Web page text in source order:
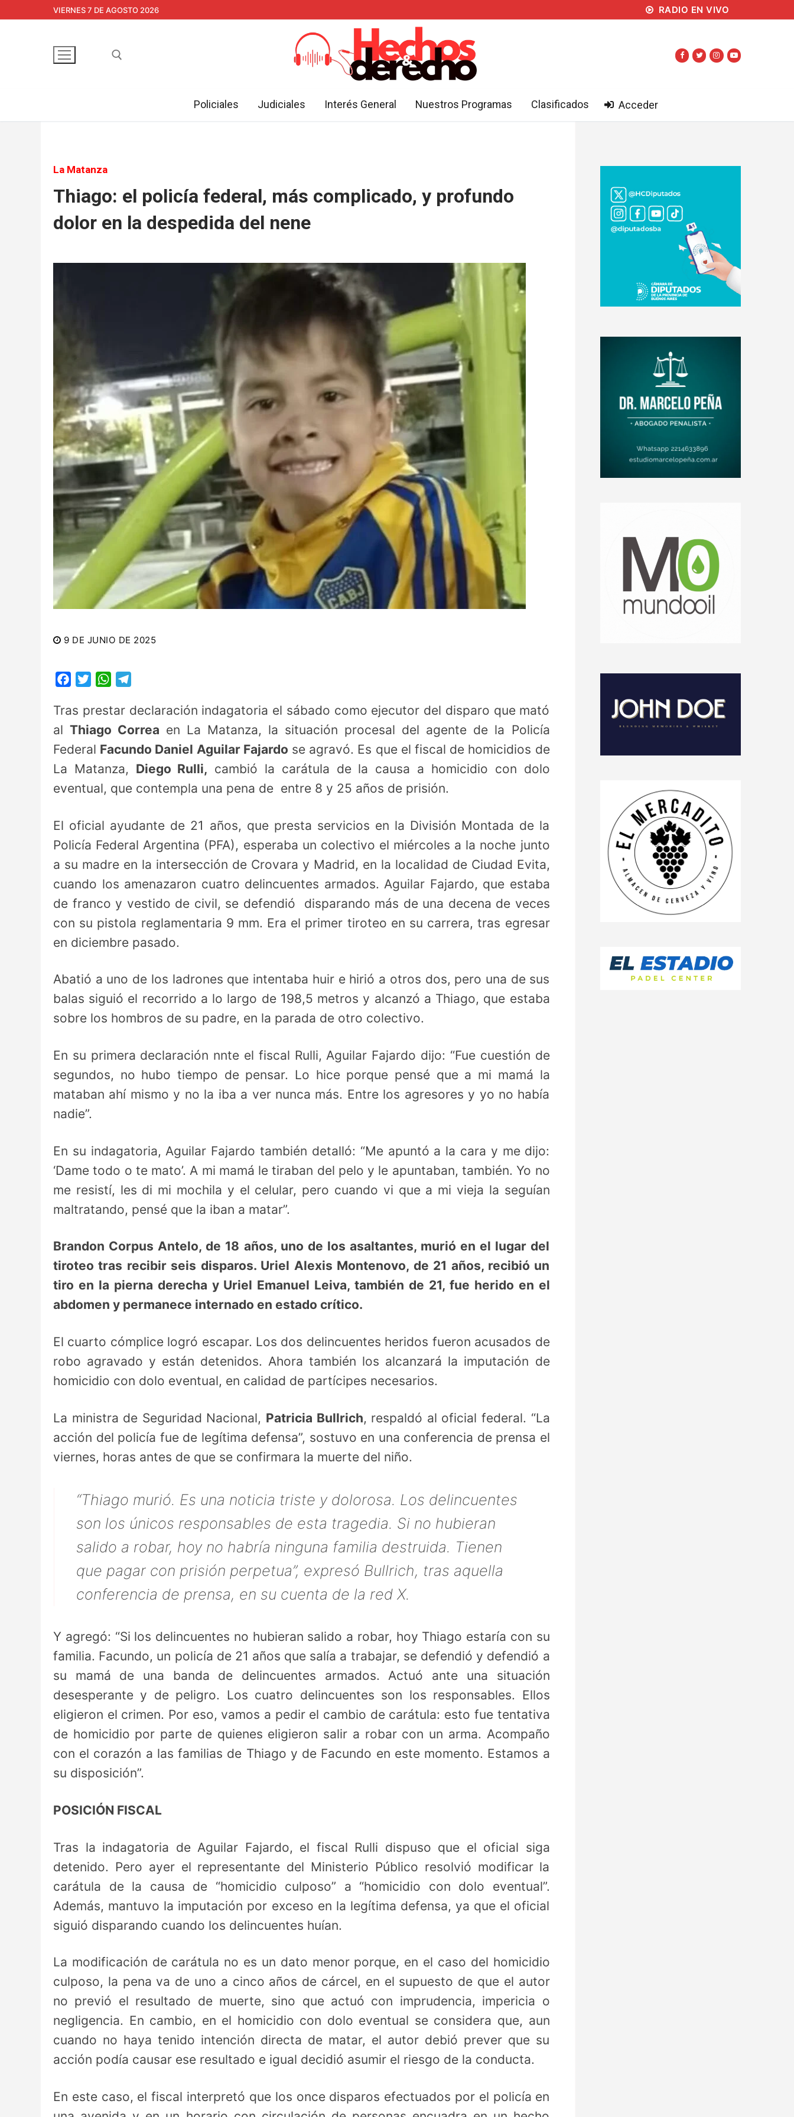
contenido
VIERNES 7 DE AGOSTO 2026 RADIO EN VIVO
Policiales Judiciales Interés General Nuestros Programas Clasificados Acceder
La Matanza
Thiago: el policía federal, más complicado, y profundo
dolor en la despedida del nene
9 DE JUNIO DE 2025
FacebookTwitterWhatsApp
Tras prestar declaración indagatoria el sábado como ejecutor del disparo que mató
alThiago Correa en La Matanza, la situación procesal del agente de la Policía
Federal Facundo Daniel Aguilar Fajardo se agravó. Es que el fiscal de homicidios de
La Matanza, Diego Rulli, cambió la carátula de la causa a homicidio con dolo
eventual, que contempla una pena de entre 8 y 25 años de prisión.
El oficial ayudante de 21 años, que presta servicios en la División Montada de la
Policía Federal Argentina (PFA), esperaba un colectivo el miércoles a la noche junto
a su madre en la intersección de Crovara y Madrid, en la localidad de Ciudad Evita,
cuando los amenazaron cuatro delincuentes armados. Aguilar Fajardo, que estaba
de franco y vestido de civil, se defendió disparando más de una decena de veces
con su pistola reglamentaria 9 mm. Era el primer tiroteo en su carrera, tras egresar
en diciembre pasado.
Abatió a uno de los ladrones que intentaba huir e hirió a otros dos, pero una de sus
balas siguió el recorrido a lo largo de 198,5 metros y alcanzó a Thiago, que estaba
sobre los hombros de su padre, en la parada de otro colectivo.
En su primera declaración nnte el fiscal Rulli, Aguilar Fajardo dijo: “Fue cuestión de
segundos, no hubo tiempo de pensar. Lo hice porque pensé que a mi mamá la
mataban ahí mismo y no la iba a ver nunca más. Entre los agresores y yo no había
nadie”.
En su indagatoria, Aguilar Fajardo también detalló: “Me apuntó a la cara y me dijo:
‘Dame todo o te mato’. A mi mamá le tiraban del pelo y le apuntaban, también. Yo no
me resistí, les di mi mochila y el celular, pero cuando vi que a mi vieja la seguían
maltratando, pensé que la iban a matar”.
Brandon Corpus Antelo, de 18 años, uno de los asaltantes, murió en el lugar del
tiroteo tras recibir seis disparos. Uriel Alexis Montenovo, de 21 años, recibió un
tiro en la pierna derecha y Uriel Emanuel Leiva, también de 21, fue herido en el
abdomen y permanece internado en estado crítico.
El cuarto cómplice logró escapar. Los dos delincuentes heridos fueron acusados de
robo agravado y están detenidos. Ahora también los alcanzará la imputación de
homicidio con dolo eventual, en calidad de partícipes necesarios.
La ministra de Seguridad Nacional, Patricia Bullrich, respaldó al oficial federal. “La
acción del policía fue de legítima defensa”, sostuvo en una conferencia de prensa el
viernes, horas antes de que se confirmara la muerte del niño.
“Thiago murió. Es una noticia triste y dolorosa. Los delincuentes
son los únicos responsables de esta tragedia. Si no hubieran
salido a robar, hoy no habría ninguna familia destruida. Tienen
que pagar con prisión perpetua”, expresó Bullrich, tras aquella
conferencia de prensa, en su cuenta de la red X.
Y agregó: “Si los delincuentes no hubieran salido a robar, hoy Thiago estaría con su
familia. Facundo, un policía de 21 años que salía a trabajar, se defendió y defendió a
su mamá de una banda de delincuentes armados. Actuó ante una situación
desesperante y de peligro. Los cuatro delincuentes son los responsables. Ellos
eligieron el crimen. Por eso, vamos a pedir el cambio de carátula: esto fue tentativa
de homicidio por parte de quienes eligieron salir a robar con un arma. Acompaño
con el corazón a las familias de Thiago y de Facundo en este momento. Estamos a
su disposición”.
POSICIÓN FISCAL
Tras la indagatoria de Aguilar Fajardo, el fiscal Rulli dispuso que el oficial siga
detenido. Pero ayer el representante del Ministerio Público resolvió modificar la
carátula de la causa de “homicidio culposo” a “homicidio con dolo eventual”.
Además, mantuvo la imputación por exceso en la legítima defensa, ya que el oficial
siguió disparando cuando los delincuentes huían.
La modificación de carátula no es un dato menor porque, en el caso del homicidio
culposo, la pena va de uno a cinco años de cárcel, en el supuesto de que el autor
no previó el resultado de muerte, sino que actuó con imprudencia, impericia o
negligencia. En cambio, en el homicidio con dolo eventual se considera que, aun
cuando no haya tenido intención directa de matar, el autor debió prever que su
acción podía causar ese resultado e igual decidió asumir el riesgo de la conducta.
En este caso, el fiscal interpretó que los once disparos efectuados por el policía en